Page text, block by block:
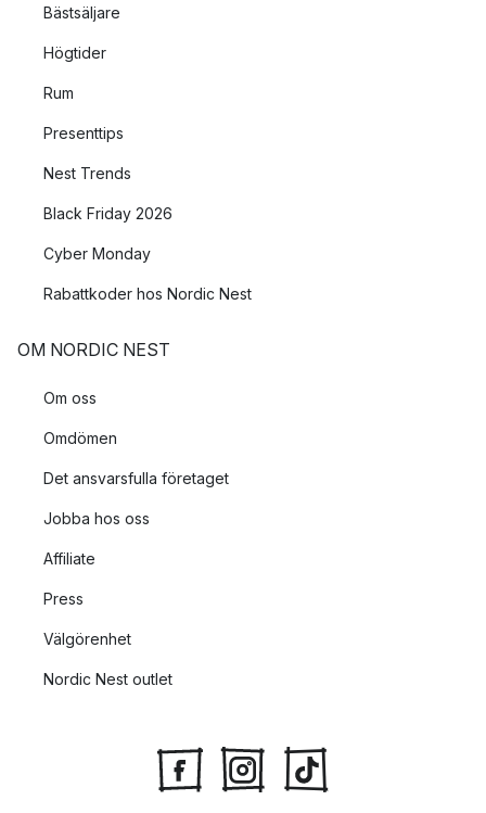
Bästsäljare
Högtider
Rum
Presenttips
Nest Trends
Black Friday 2026
Cyber Monday
Rabattkoder hos Nordic Nest
OM NORDIC NEST
Om oss
Omdömen
Det ansvarsfulla företaget
Jobba hos oss
Affiliate
Press
Välgörenhet
Nordic Nest outlet